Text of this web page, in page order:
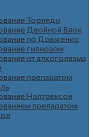
Торпедо
Двойной Блок
по Довженко
гипнозом
от алкоголизма
препаратом
Налтрексон
препаратом